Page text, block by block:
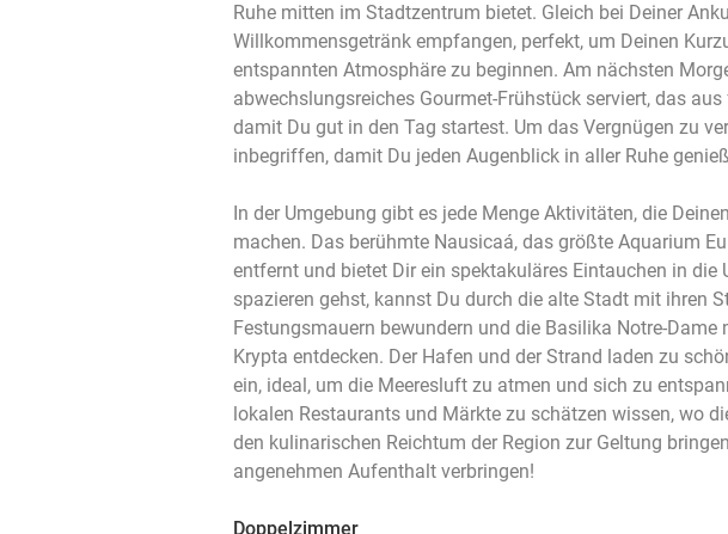
Ruhe mitten im Stadtzentrum bietet. Gleich bei Deiner
Willkommensgetränk empfangen, perfekt, um Deinen
entspannten Atmosphäre zu beginnen. Am nächsten
abwechslungsreiches Gourmet-Frühstück serviert, das
damit Du gut in den Tag startest. Um das Vergnügen zu
inbegriffen, damit Du jeden Augenblick in aller Ruhe
In der Umgebung gibt es jede Menge Aktivitäten, die
machen. Das berühmte Nausicaá, das größte Aquarium
entfernt und bietet Dir ein spektakuläres Eintauchen in die
spazieren gehst, kannst Du durch die alte Stadt mit ihren
Festungsmauern bewundern und die Basilika Notre-Dame
Krypta entdecken. Der Hafen und der Strand laden zu
ein, ideal, um die Meeresluft zu atmen und sich zu
lokalen Restaurants und Märkte zu schätzen wissen, wo
den kulinarischen Reichtum der Region zur Geltung
angenehmen Aufenthalt verbringen!
Doppelzimmer